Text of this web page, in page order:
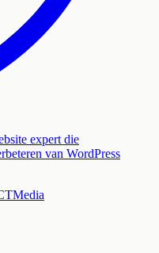
expert die
van WordPress
Media